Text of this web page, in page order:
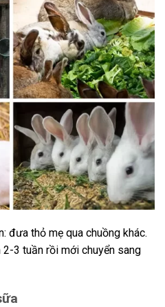
đưa thỏ mẹ qua chuồng khác.
3 tuần rồi mới chuyển sang